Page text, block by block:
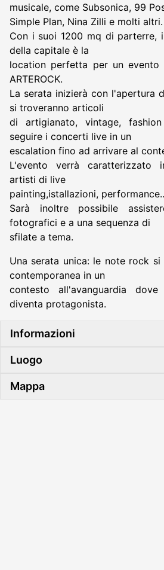
musicale, come Subsonica, 99
Simple Plan, Nina Zilli e molti altri.
Con i suoi 1200 mq di parterre,
della capitale è la
location perfetta per un evento
ARTEROCK.
La serata inizierà con l'apertura
si troveranno articoli
di artigianato, vintage,
seguire i concerti live in un
escalation fino ad arrivare al
L'evento verrà caratterizzato
artisti di live
painting,istallazioni, performance..
Sarà inoltre possibile
fotografici e a una sequenza di
sfilate a tema.
Una serata unica: le note rock
contemporanea in un
contesto all'avanguardia
diventa protagonista.
Informazioni
Luogo
Mappa